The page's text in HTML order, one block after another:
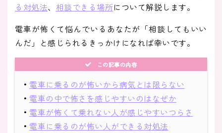
る対処法、 相談できる場所について解説します。
電車が怖くて悩んでいるあなたが「相談してもいい
んだ」と感じられるきっかけになれば幸いです。
この記事の内容
・ 電車に乗るのが怖いから病気とは限らない
・ 電車の中で怖さを感じやすいのはなぜか
・ 電車が怖くて乗れない人が感じやすいつらさ
・ 電車に乗るのが怖い人ができる対処法